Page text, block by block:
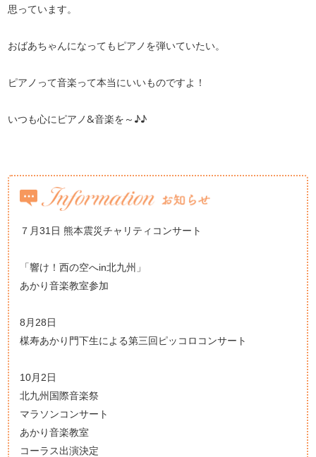
思っています。
おばあちゃんになってもピアノを弾いていたい。
ピアノって音楽って本当にいいものですよ！
いつも心にピアノ&音楽を～♪♪
７月31日 熊本震災チャリティコンサート
「響け！西の空へin北九州」
あかり音楽教室参加
8月28日
楳寿あかり門下生による第三回ピッコロコンサート
10月2日
北九州国際音楽祭
マラソンコンサート
あかり音楽教室
コーラス出演決定